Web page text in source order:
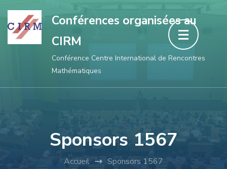
Aller
au
contenu
Conférences organisées au
CIRM
Conférence Centre International de Rencontres
Mathématiques
Sponsors 1567
Accueil Sponsors 1567